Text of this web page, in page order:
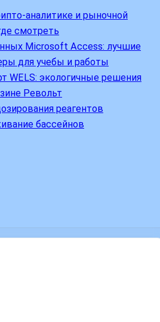
аналитике и рыночной
смотреть
Microsoft Access: лучшие
для учебы и работы
WELS: экологичные решения
Револьт
реагентов
бассейнов